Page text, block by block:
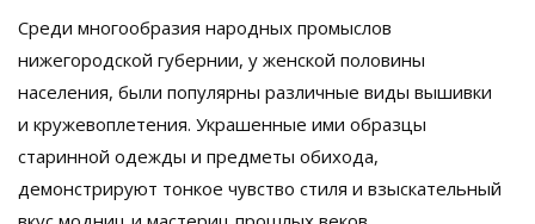
Среди многообразия народных промыслов
нижегородской губернии, у женской половины
населения, были популярны различные виды вышивки
и кружевоплетения. Украшенные ими образцы
старинной одежды и предметы обихода,
демонстрируют тонкое чувство стиля и взыскательный